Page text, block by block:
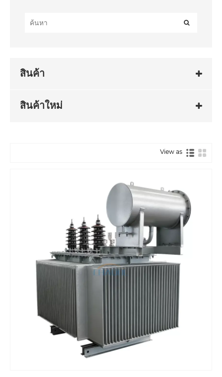
การจำแนกประเภทผลิตภัณฑ์และการ
ส่วนประกอบของหม้อแปลงไฟฟ้าประกอบด้วยตัวหม้อแปลง
(แกนเหล็ก ขดลวด ฉนวน และสายนำ) น้ำมันหม้อแปลง ถัง
น้ำมันและอุปกรณ์ทำความเย็น อุปกรณ์ควบคุมแรงดันไฟฟ้า
อุปกรณ์ป้องกัน และบุชชิ่ง
1. แกนเหล็กเป็นส่วนวงจรแม่เหล็กหลักของหม้อแปลงไฟฟ้า
แกนเหล็กแบ่งออกเป็นสองส่วน: เสาแกนและแอก ขดลวดจะ
พันรอบเสาหลัก แอกทำหน้าที่ปิดวงจรแม่เหล็ก
2. ขดลวดเป็นส่วนวงจรไฟฟ้าของหม้อแปลงไฟฟ้าและพัน
ด้วยลวดแบนหุ้มฉนวนสองชั้นและลวดกลมเคลือบ
บริการและความมุ่งมั่น
1. Anqiang ให้บริการคำปรึกษาทางเทคนิคเชิงลึกแก่ผู้ใช้
โดยนำเสนอหม้อแปลงไฟฟ้ากำลังที่เหมาะสม โดยพิจารณา
จากพารามิเตอร์ของผลิตภัณฑ์ ลักษณะโหลด สภาพ
แวดล้อม และเป้าหมายด้านประสิทธิภาพการใช้พลังงาน
สินค้า
สินค้าใหม่
View as